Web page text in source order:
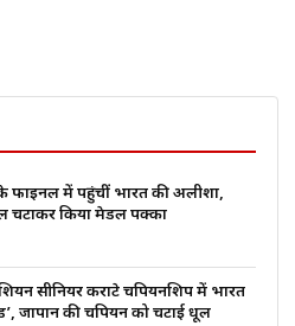
फाइनल में पहुंचीं भारत की अलीशा,
चटाकर किया मेडल पक्का
सीनियर कराटे चैंपियनशिप में भारत
जापान की चैंपियन को चटाई धूल